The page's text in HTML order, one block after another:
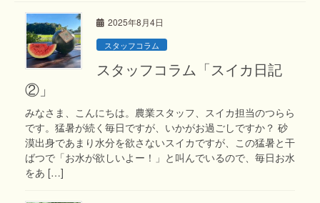
2025年8月4日
スタッフコラム
スタッフコラム「スイカ日記
②」
みなさま、こんにちは。農業スタッフ、スイカ担当のつらら
です。猛暑が続く毎日ですが、いかがお過ごしですか？ 砂
漠出身であまり水分を欲さないスイカですが、この猛暑と干
ばつで「お水が欲しいよー！」と叫んでいるので、毎日お水
をあ […]